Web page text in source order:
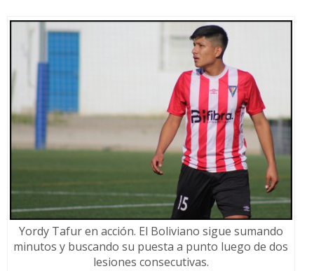
Yordy Tafur en acción. El Boliviano sigue sumando
minutos y buscando su puesta a punto luego de dos
lesiones consecutivas.